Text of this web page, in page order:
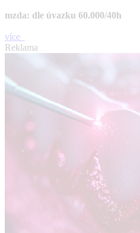
mzda: dle úvazku 60.000/40h
více
Reklama